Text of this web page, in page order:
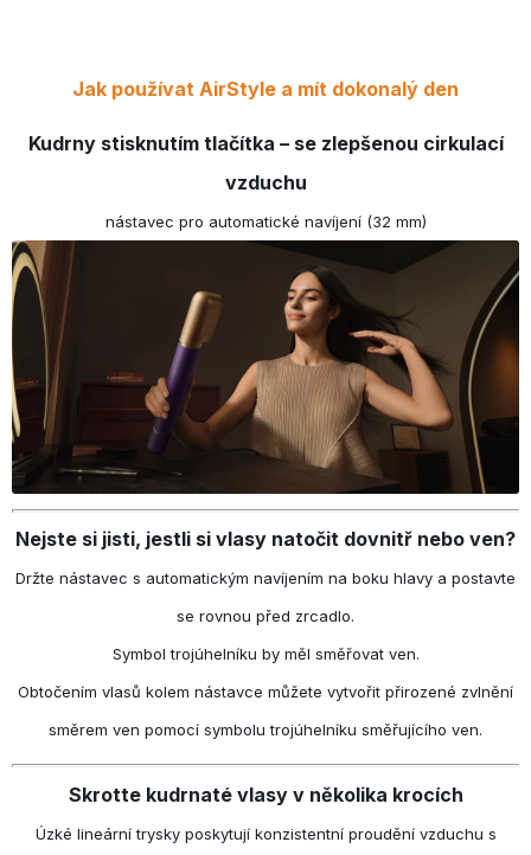
Jak používat AirStyle a mít dokonalý den
Kudrny stisknutím tlačítka – se zlepšenou cirkulací
vzduchu
nástavec pro automatické navíjení (32 mm)
Nejste si jisti, jestli si vlasy natočit dovnitř nebo ven?
Držte nástavec s automatickým navíjením na boku hlavy a postavte
se rovnou před zrcadlo.
Symbol trojúhelníku by měl směřovat ven.
Obtočením vlasů kolem nástavce můžete vytvořit přirozené zvlnění
směrem ven pomocí symbolu trojúhelníku směřujícího ven.
Skrotte kudrnaté vlasy v několika krocích
Úzké lineární trysky poskytují konzistentní proudění vzduchu s